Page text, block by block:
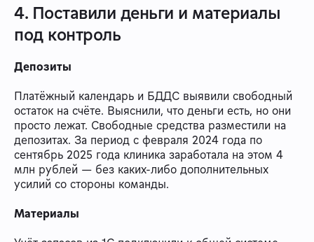
4. Поставили деньги и материалы
под контроль
Депозиты
Платёжный календарь и БДДС выявили свободный
остаток на счёте. Выяснили, что деньги есть, но они
просто лежат. Свободные средства разместили на
депозитах. За период с февраля 2024 года по
сентябрь 2025 года клиника заработала на этом 4
млн рублей — без каких-либо дополнительных
усилий со стороны команды.
Материалы